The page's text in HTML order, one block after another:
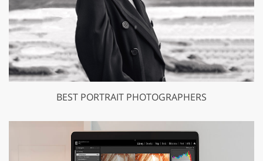
BEST PORTRAIT PHOTOGRAPHERS